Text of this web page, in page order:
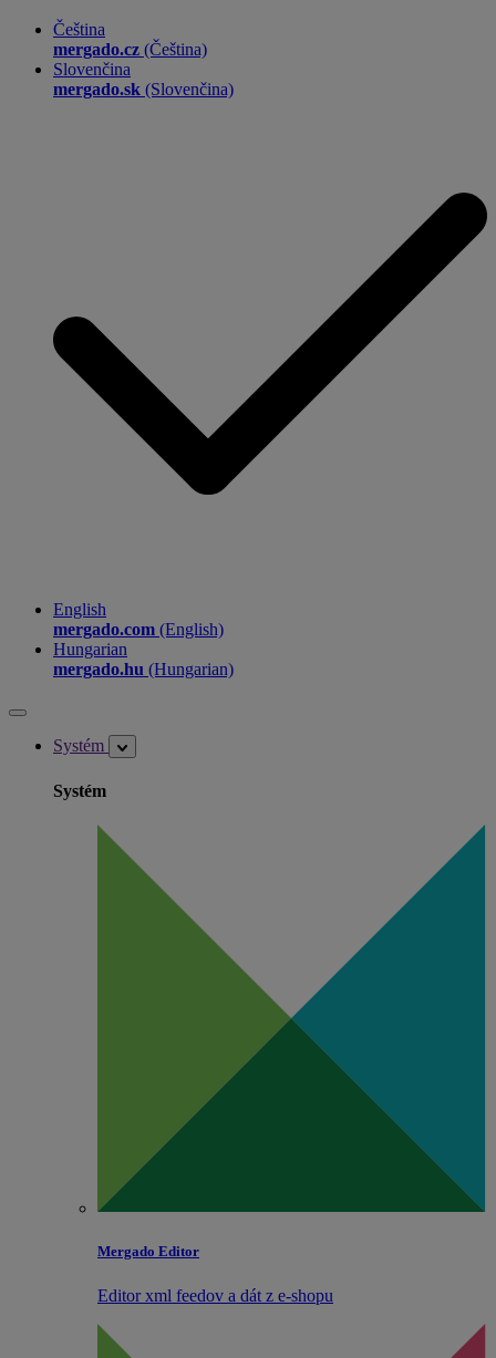
Čeština
mergado.cz (Čeština)
Slovenčina
mergado.sk (Slovenčina)
English
mergado.com (English)
Hungarian
mergado.hu (Hungarian)
Systém
Systém
Mergado Editor
Editor xml feedov a dát z e‑shopu